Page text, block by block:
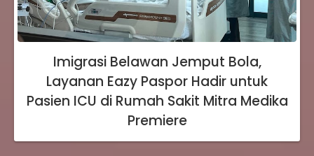
Imigrasi Belawan Jemput Bola,
Layanan Eazy Paspor Hadir untuk
Pasien ICU di Rumah Sakit Mitra Medika
Premiere